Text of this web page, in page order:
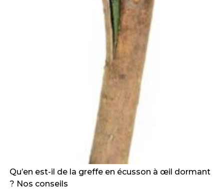
Qu’en est-il de la greffe en écusson à œil dormant
? Nos conseils